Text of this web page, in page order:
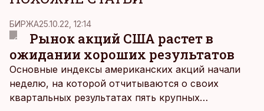
БИРЖА25.10.22, 12:14
Рынок акций США растет в
ожидании хороших результатов
Основные индексы американских акций начали
неделю, на которой отчитываются о своих
квартальных результатах пять крупных